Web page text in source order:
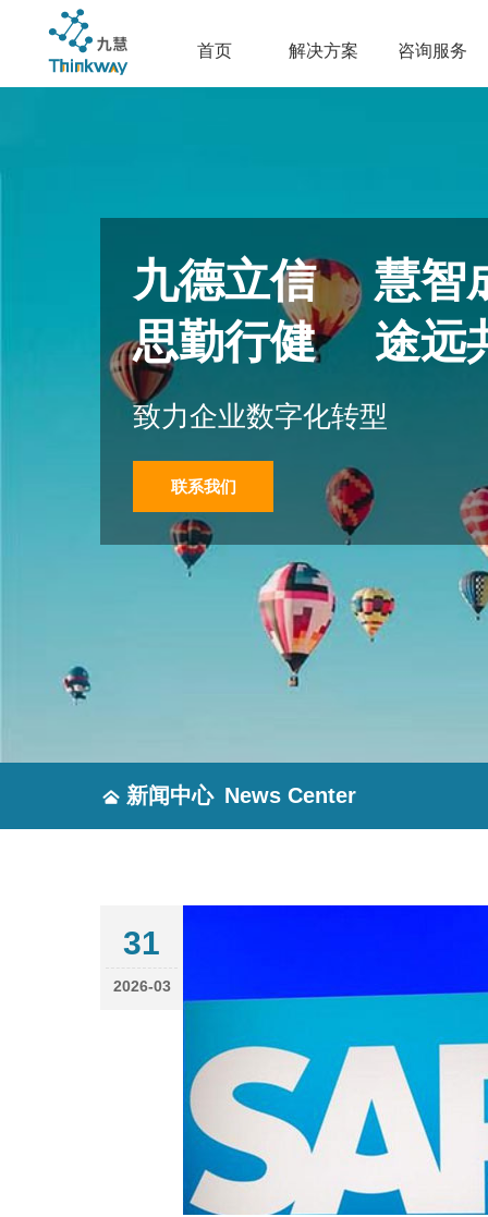
首页 解决方案 咨询服务
九德立信 慧智
思勤行健 途远
致力企业数字化转型
联系我们
新闻中心 News Center
31
2026-03